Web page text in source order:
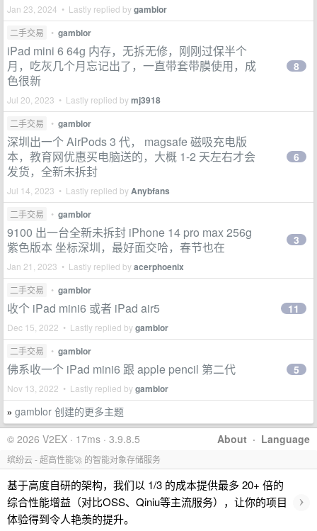
Jan 23, 2024 • Lastly replied bygamblor
二手交易 • gamblor
iPad mini 6 64g 内存，无拆无修，刚刚过保半个
月，吃灰几个月忘记出了，一直带套带膜使用，成
色很新
Jul 20, 2023 • Lastly replied bymj3918
8
二手交易 • gamblor
深圳出一个 AirPods 3 代， magsafe 磁吸充电版
本，教育网优惠买电脑送的，大概 1-2 天左右才会
发货，全新未拆封
Jul 14, 2023 • Lastly replied byAnybfans
6
二手交易 • gamblor
9100 出一台全新未拆封 iPhone 14 pro max 256g
紫色版本 坐标深圳，最好面交哈，春节也在
Jan 21, 2023 • Lastly replied byacerphoenix
3
二手交易 • gamblor
收个 iPad mini6 或者 iPad air5
Dec 15, 2022 • Lastly replied bygamblor
11
二手交易 • gamblor
佛系收一个 iPad mini6 跟 apple pencil 第二代
Nov 13, 2022 • Lastly replied bygamblor
5
» gamblor 创建的更多主题
About · Language
© 2026 V2EX · 17ms · 3.9.8.5
缤纷云 - 超高性能🚀 的智能对象存储服务
基于高度自研的架构，我们以 1/3 的成本提供最多 20+ 倍的
综合性能增益（对比OSS、Qiniu等主流服务），让你的项目
体验得到令人艳羡的提升。
›